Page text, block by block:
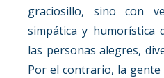
graciosillo, sino con
simpática y humorística
las personas alegres,
Por el contrario, la